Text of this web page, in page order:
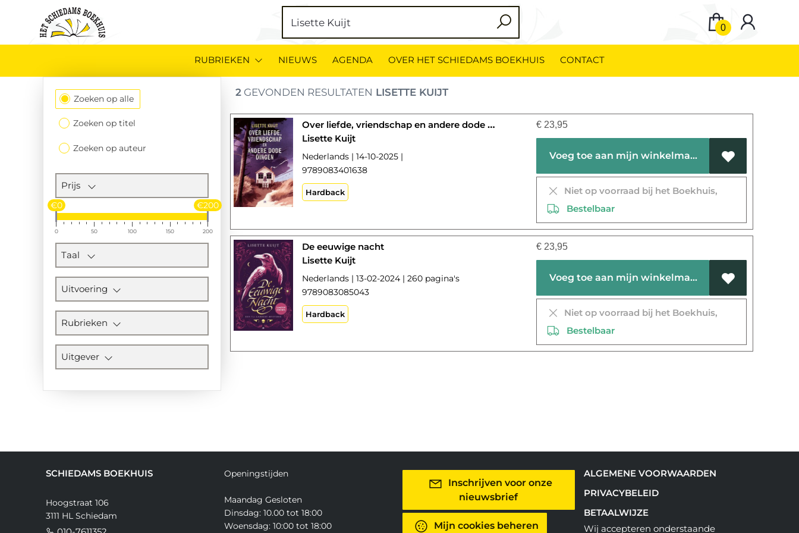
0
RUBRIEKEN NIEUWS AGENDA OVER HET SCHIEDAMS BOEKHUIS CONTACT
Filtersectie
Zoeken op alle
Zoeken op titel
Zoeken op auteur
Prijs
€0 €200
0 50 100 150 200
Taal
Uitvoering
Rubrieken
Uitgever
2 GEVONDEN RESULTATEN LISETTE KUIJT
Over liefde, vriendschap en andere dode dingen
Lisette Kuijt
Nederlands | 14-10-2025 |
9789083401638
Hardback
€ 23,95
Voeg toe aan mijn winkelmandje
Niet op voorraad bij het Boekhuis,
Bestelbaar
De eeuwige nacht
Lisette Kuijt
Nederlands | 13-02-2024 | 260 pagina's
9789083085043
Hardback
€ 23,95
Voeg toe aan mijn winkelmandje
Niet op voorraad bij het Boekhuis,
Bestelbaar
SCHIEDAMS BOEKHUIS
Hoogstraat 106
3111 HL Schiedam
Openingstijden
Maandag Gesloten
Dinsdag: 10.00 tot 18:00
Woensdag: 10:00 tot 18:00
Inschrijven voor onze
nieuwsbrief
Mijn cookies beheren
ALGEMENE VOORWAARDEN
PRIVACYBELEID
BETAALWIJZE
Wij accepteren onderstaande